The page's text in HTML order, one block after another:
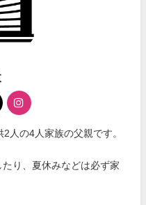
人の4人家族の父親です。
り、夏休みなどは必ず家